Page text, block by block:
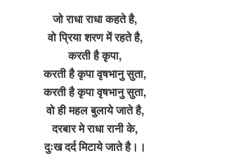
जो राधा राधा कहते है,
वो प्रिया शरण में रहते है,
करती है कृपा,
करती है कृपा वृषभानु सुता,
करती है कृपा वृषभानु सुता,
वो ही महल बुलाये जाते है,
दरबार मे राधा रानी के,
दुःख दर्द मिटाये जाते है।।